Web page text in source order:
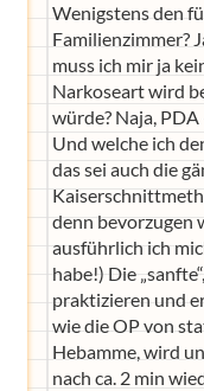
Wenigstens den
Familienzimmer?
muss ich mir ja
Narkoseart wird
würde? Naja,
Und welche ich
das sei auch die
denn bevorzugen
ausführlich ich
habe!) Die
praktizieren und
wie die OP von
Hebamme, wird
nach ca. 2 min